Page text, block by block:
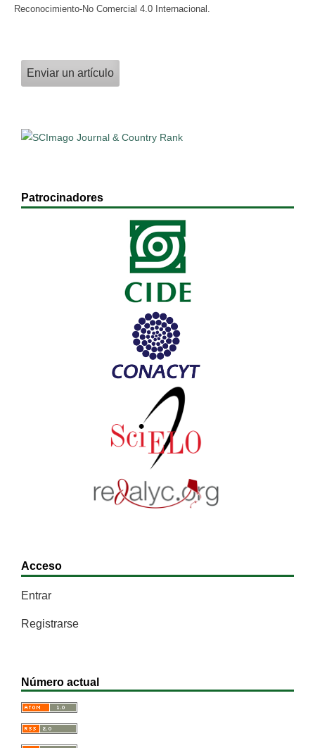
Reconocimiento-No Comercial 4.0 Internacional.
Enviar un artículo
Patrocinadores
Acceso
Entrar
Registrarse
Número actual